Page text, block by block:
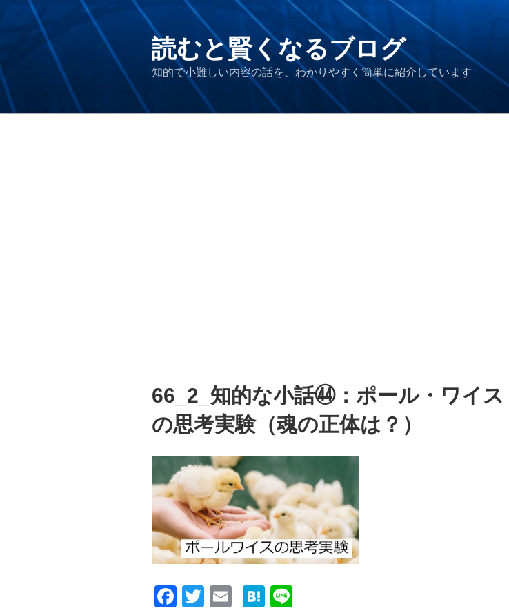
ツ
へ
ス
読むと賢くなるブログ
知的で小難しい内容の話を、わかりやすく簡単に紹介しています
66_2_知的な小話㊹：ポール・ワイス
の思考実験（魂の正体は？）
F
T
H